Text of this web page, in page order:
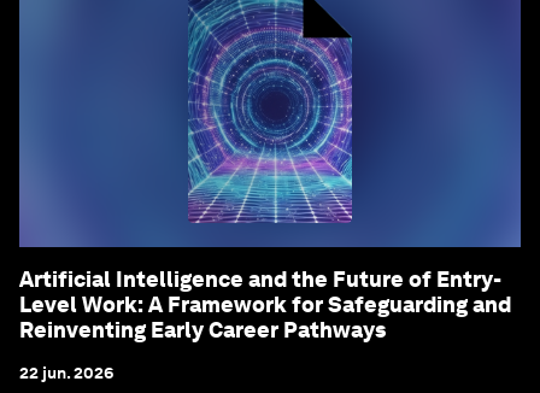
Artificial Intelligence and the Future of Entry-
Level Work: A Framework for Safeguarding and
Reinventing Early Career Pathways
22 jun. 2026